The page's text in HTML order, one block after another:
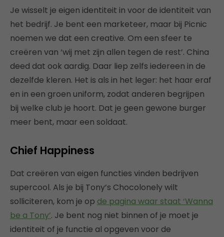
Je wisselt je eigen identiteit in voor de identiteit van
het bedrijf. Je bent een marketeer, maar bij Picnic
noemen we dat een creative. Om een sfeer te
creëren van ‘wij met zijn allen tegen de rest’. China
deed dat ook aardig. Daar liep zelfs iedereen in de
dezelfde kleren. Het is als in het leger: het haar eraf
en in een groen uniform, zodat anderen begrijpen
bij welke club je hoort. Dat je geen gewone burger
meer bent, maar een soldaat.
Chief Happiness
Dat creëren van eigen functies vinden bedrijven
supercool. Als je bij Tony’s Chocolonely wilt
solliciteren, kom je op de pagina waar staat ‘Wanna
be a Tony’. Je bent nog niet binnen of je moet je
identiteit of je functie al opgeven voor de